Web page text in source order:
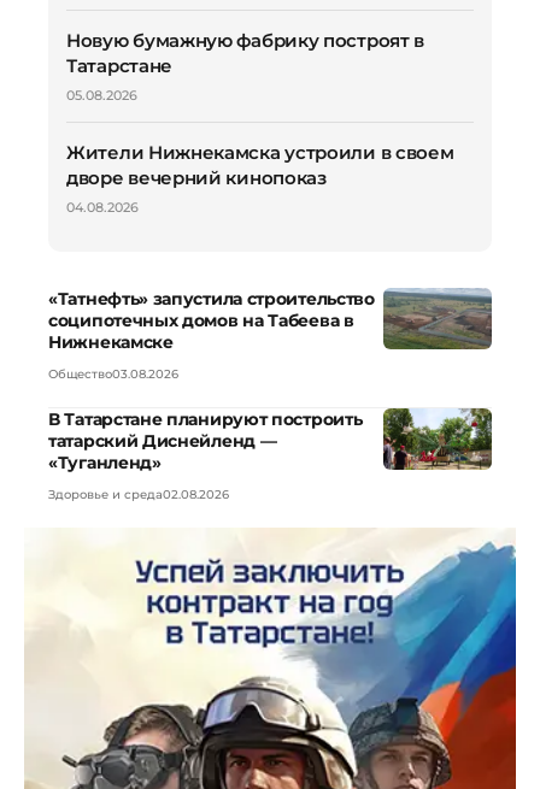
Новую бумажную фабрику построят в
Татарстане
05.08.2026
Жители Нижнекамска устроили в своем
дворе вечерний кинопоказ
04.08.2026
«Татнефть» запустила строительство
соципотечных домов на Табеева в
Нижнекамске
Общество03.08.2026
В Татарстане планируют построить
татарский Диснейленд —
«Туганленд»
Здоровье и среда02.08.2026